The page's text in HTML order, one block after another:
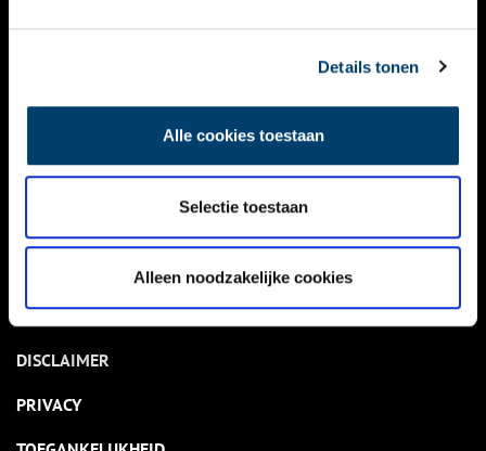
Details tonen
Alle cookies toestaan
Selectie toestaan
Alleen noodzakelijke cookies
KALENDER
ACTIVITEITEN
NIEUWSBRIEF
DISCLAIMER
PRIVACY